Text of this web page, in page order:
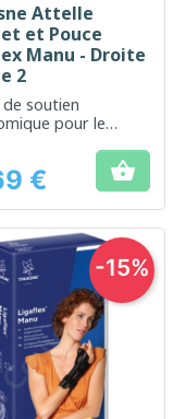
Attelle
et Pouce
Manu - Droite
2
soutien
pour le
une
optimale.
€ 
-15%